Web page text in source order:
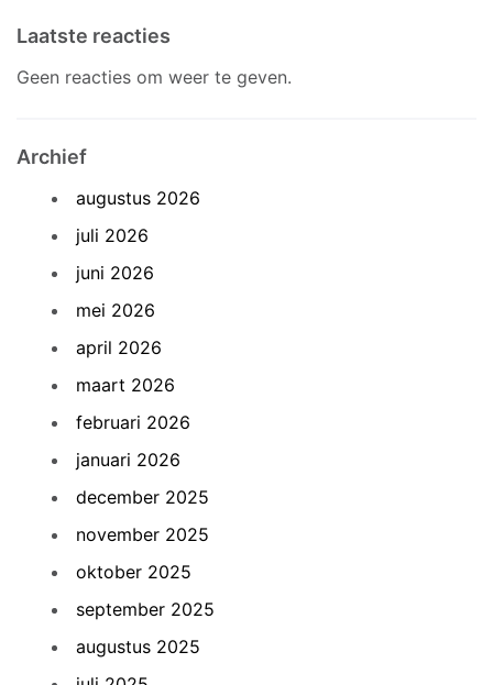
Laatste reacties
Geen reacties om weer te geven.
Archief
augustus 2026
juli 2026
juni 2026
mei 2026
april 2026
maart 2026
februari 2026
januari 2026
december 2025
november 2025
oktober 2025
september 2025
augustus 2025